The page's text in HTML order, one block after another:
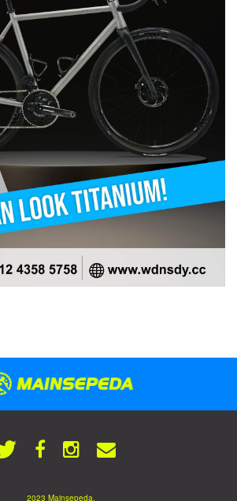
2023 Mainsepeda.